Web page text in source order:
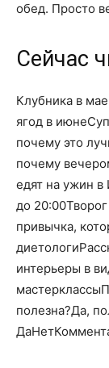
обед. Просто
Сейчас
Клубника в
ягод в
почему это
почему
едят на ужин в
до
привычка,
интерьеры в
полезна?Да,
ДаНет